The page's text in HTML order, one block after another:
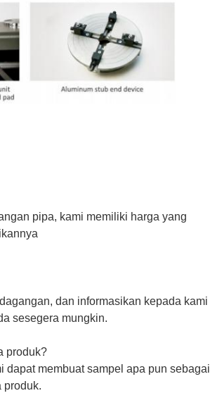
pipa, kami memiliki harga yang
dan informasikan kepada kami
sesegera mungkin.
produk?
membuat sampel apa pun sebagai
produk.